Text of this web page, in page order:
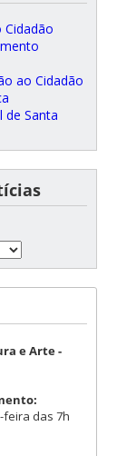
Cidadão
ao Cidadão
de Santa
e Arte -
feira das 7h